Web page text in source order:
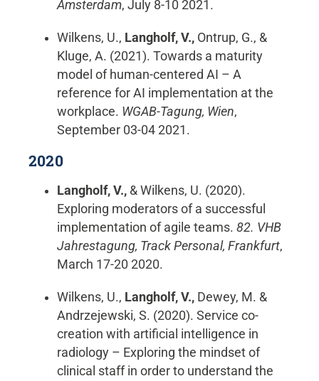
Amsterdam, July 8-10 2021.
Wilkens, U., Langholf, V., Ontrup, G., &
Kluge, A. (2021). Towards a maturity
model of human-centered AI – A
reference for AI implementation at the
workplace. WGAB-Tagung, Wien,
September 03-04 2021.
2020
Langholf, V., & Wilkens, U. (2020).
Exploring moderators of a successful
implementation of agile teams. 82. VHB
Jahrestagung, Track Personal, Frankfurt,
March 17-20 2020.
Wilkens, U., Langholf, V., Dewey, M. &
Andrzejewski, S. (2020). Service co-
creation with artificial intelligence in
radiology – Exploring the mindset of
clinical staff in order to understand the